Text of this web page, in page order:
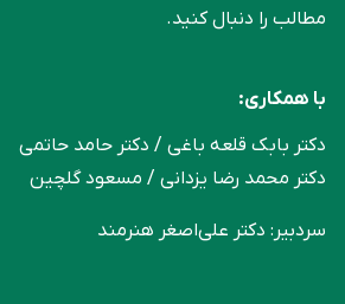
مطالب را دنبال کنید.
با همکاری:
دکتر بابک قلعه‌ باغی / دکتر حامد حاتمی
دکتر محمد رضا یزدانی / مسعود گلچین
سردبیر: دکتر علی‌اصغر هنرمند